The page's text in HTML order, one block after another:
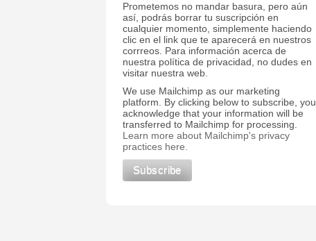
Prometemos no mandar basura, pero aún
así, podrás borrar tu suscripción en
cualquier momento, simplemente haciendo
clic en el link que te aparecerá en nuestros
corrreos. Para información acerca de
nuestra política de privacidad, no dudes en
visitar nuestra web.
We use Mailchimp as our marketing
platform. By clicking below to subscribe, you
acknowledge that your information will be
transferred to Mailchimp for processing.
Learn more about Mailchimp's privacy
practices here.